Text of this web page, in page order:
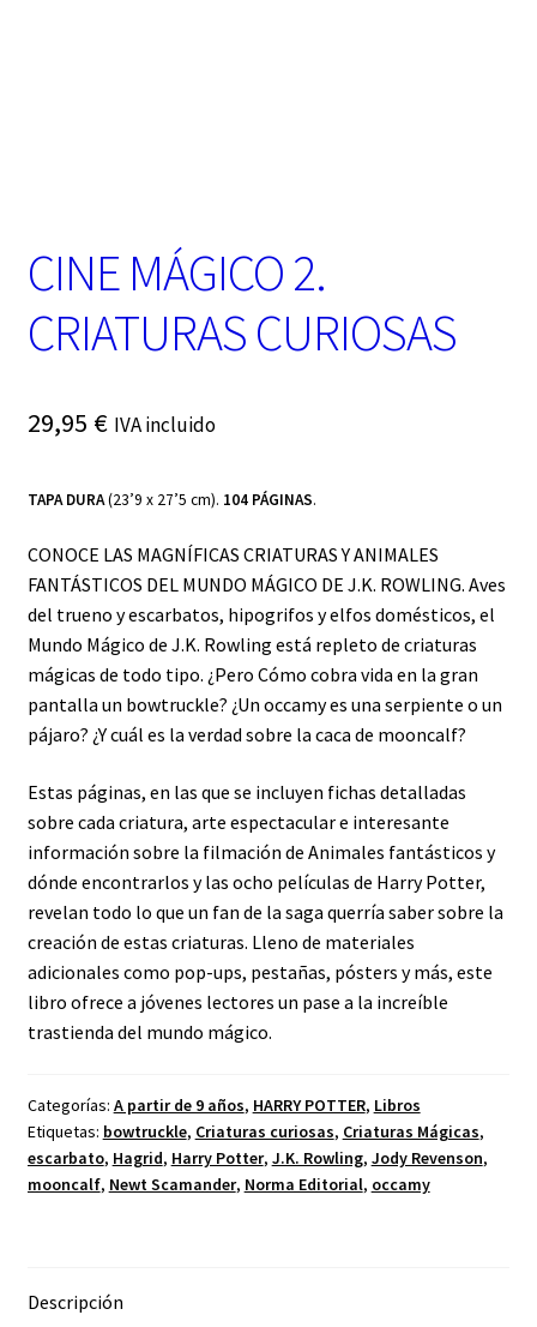
CINE MÁGICO 2.
CRIATURAS CURIOSAS
29,95 € IVA incluido
TAPA DURA(23’9 x 27’5 cm). 104 PÁGINAS.
CONOCE LAS MAGNÍFICAS CRIATURAS Y ANIMALES
FANTÁSTICOS DEL MUNDO MÁGICO DE J.K. ROWLING. Aves
del trueno y escarbatos, hipogrifos y elfos domésticos, el
Mundo Mágico de J.K. Rowling está repleto de criaturas
mágicas de todo tipo. ¿Pero Cómo cobra vida en la gran
pantalla un bowtruckle? ¿Un occamy es una serpiente o un
pájaro? ¿Y cuál es la verdad sobre la caca de mooncalf?
Estas páginas, en las que se incluyen fichas detalladas
sobre cada criatura, arte espectacular e interesante
información sobre la filmación de Animales fantásticos y
dónde encontrarlos y las ocho películas de Harry Potter,
revelan todo lo que un fan de la saga querría saber sobre la
creación de estas criaturas. Lleno de materiales
adicionales como pop-ups, pestañas, pósters y más, este
libro ofrece a jóvenes lectores un pase a la increíble
trastienda del mundo mágico.
Categorías: A partir de 9 años, HARRY POTTER, Libros
Etiquetas: bowtruckle, Criaturas curiosas, Criaturas Mágicas,
escarbato, Hagrid, Harry Potter, J.K. Rowling, Jody Revenson,
mooncalf, Newt Scamander, Norma Editorial, occamy
Descripción